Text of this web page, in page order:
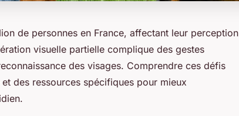
de personnes en France, affectant leur perception
visuelle partielle complique des gestes
des visages. Comprendre ces défis
des ressources spécifiques pour mieux